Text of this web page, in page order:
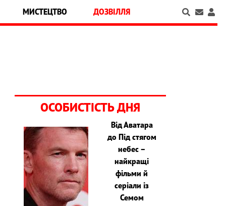
МИСТЕЦТВО ДОЗВІЛЛЯ
ОСОБИСТІСТЬ ДНЯ
Від Аватара
до Під стягом
небес –
найкращі
фільми й
серіали із
Семом